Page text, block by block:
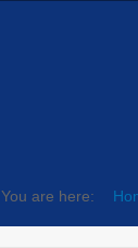
You are here: